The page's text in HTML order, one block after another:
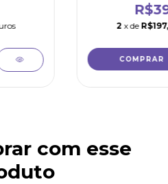
2 x de
com esse